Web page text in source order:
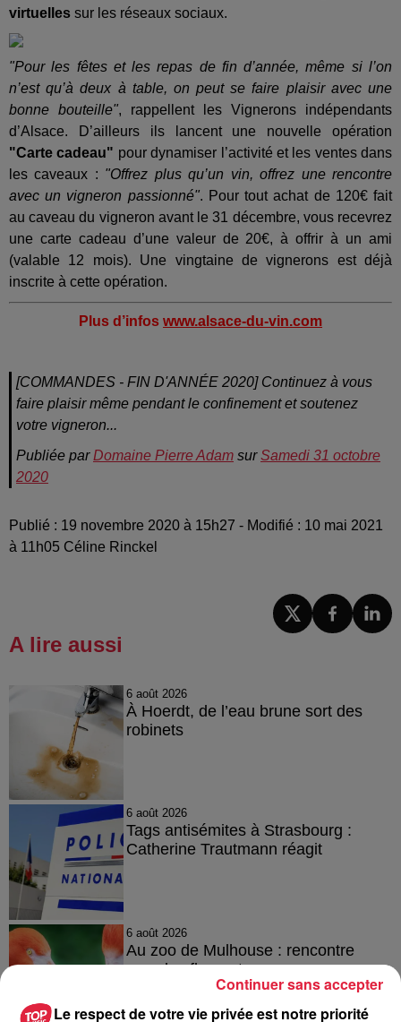
virtuelles sur les réseaux sociaux.
"Pour les fêtes et les repas de fin d’année, même si l’on
n’est qu’à deux à table, on peut se faire plaisir avec une
bonne bouteille", rappellent les Vignerons indépendants
d’Alsace. D’ailleurs ils lancent une nouvelle opération
"Carte cadeau" pour dynamiser l’activité et les ventes dans
les caveaux : "Offrez plus qu’un vin, offrez une rencontre
avec un vigneron passionné". Pour tout achat de 120€ fait
au caveau du vigneron avant le 31 décembre, vous recevrez
une carte cadeau d’une valeur de 20€, à offrir à un ami
(valable 12 mois). Une vingtaine de vignerons est déjà
inscrite à cette opération.
Plus d’infos www.alsace-du-vin.com
[COMMANDES - FIN D'ANNÉE 2020] Continuez à vous
faire plaisir même pendant le confinement et soutenez
votre vigneron...
Publiée parDomaine Pierre Adam surSamedi 31 octobre
2020
Publié : 19 novembre 2020 à 15h27 - Modifié : 10 mai 2021
à 11h05 Céline Rinckel
A lire aussi
6 août 2026
À Hoerdt, de l’eau brune sort des
robinets
6 août 2026
Tags antisémites à Strasbourg :
Catherine Trautmann réagit
6 août 2026
Au zoo de Mulhouse : rencontre
avec les flamants rouges
Le respect de votre vie privée est notre priorité
Continuer sans accepter